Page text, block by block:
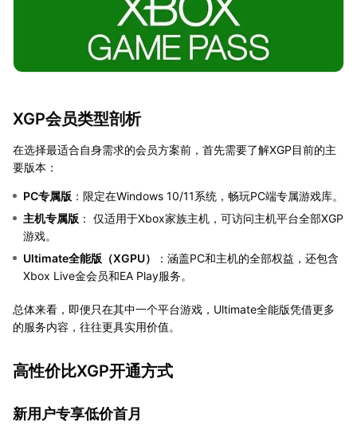
XGP会员类型剖析
在选择最适合自身需求的会员方案前，首先需要了解XGP目前的主
要版本：
PC专属版 ：限定在Windows 10/11系统，畅玩PC端专属游戏库。
主机专属版 ： 仅适用于Xbox家族主机，可访问主机平台全部XGP
游戏。
Ultimate全能版（XGPU）
：涵盖PC和主机的全部权益，还包含
Xbox Live金会员和EA Play服务。
总体来看，即便只在其中一个平台游戏，Ultimate全能版凭借更多
的服务内容，往往更具实用价值。
高性价比XGP开通方式
新用户专享低价首月